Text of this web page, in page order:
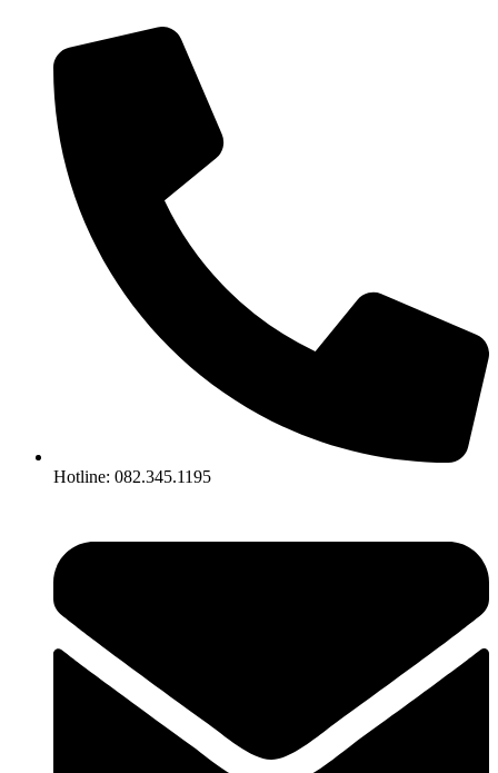
Hotline: 082.345.1195